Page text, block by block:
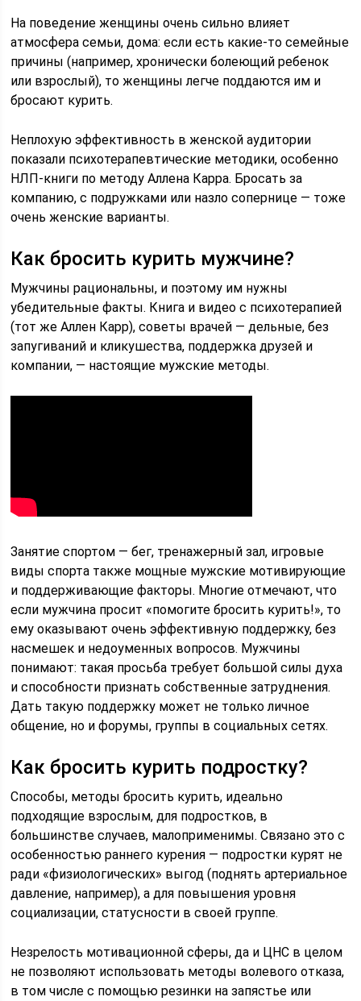
На поведение женщины очень сильно влияет
атмосфера семьи, дома: если есть какие-то семейные
причины (например, хронически болеющий ребенок
или взрослый), то женщины легче поддаются им и
бросают курить.
Неплохую эффективность в женской аудитории
показали психотерапевтические методики, особенно
НЛП-книги по методу Аллена Карра. Бросать за
компанию, с подружками или назло сопернице — тоже
очень женские варианты.
Как бросить курить мужчине?
Мужчины рациональны, и поэтому им нужны
убедительные факты. Книга и видео с психотерапией
(тот же Аллен Карр), советы врачей — дельные, без
запугиваний и кликушества, поддержка друзей и
компании, — настоящие мужские методы.
Занятие спортом — бег, тренажерный зал, игровые
виды спорта также мощные мужские мотивирующие
и поддерживающие факторы. Многие отмечают, что
если мужчина просит «помогите бросить курить!», то
ему оказывают очень эффективную поддержку, без
насмешек и недоуменных вопросов. Мужчины
понимают: такая просьба требует большой силы духа
и способности признать собственные затруднения.
Дать такую поддержку может не только личное
общение, но и форумы, группы в социальных сетях.
Как бросить курить подростку?
Способы, методы бросить курить, идеально
подходящие взрослым, для подростков, в
большинстве случаев, малоприменимы. Связано это с
особенностью раннего курения — подростки курят не
ради «физиологических» выгод (поднять артериальное
давление, например), а для повышения уровня
социализации, статусности в своей группе.
Незрелость мотивационной сферы, да и ЦНС в целом
не позволяют использовать методы волевого отказа,
в том числе с помощью резинки на запястье или